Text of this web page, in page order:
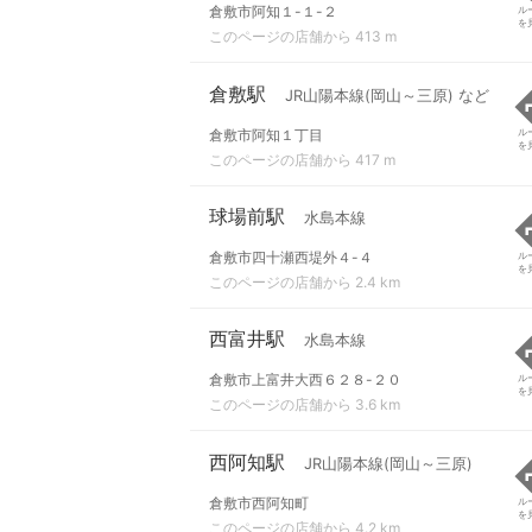
倉敷市阿知１-１-２
このページの店舗から 413 m
ル
を
倉敷駅 JR山陽本線(岡山～三原) など
倉敷市阿知１丁目
このページの店舗から 417 m
ル
を
球場前駅 水島本線
倉敷市四十瀬西堤外４-４
このページの店舗から 2.4 km
ル
を
西富井駅 水島本線
倉敷市上富井大西６２８-２０
このページの店舗から 3.6 km
ル
を
西阿知駅 JR山陽本線(岡山～三原)
倉敷市西阿知町
このページの店舗から 4.2 km
ル
を